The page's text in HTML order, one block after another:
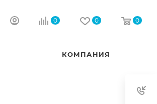
0 0 0
КОМПАНИЯ